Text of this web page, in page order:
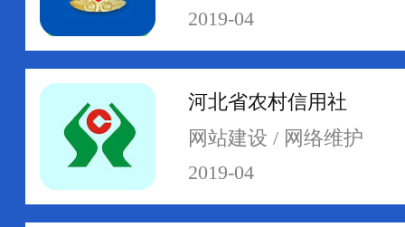
网络运维 网络安全
2019-04
河北省农村信用社
网站建设 / 网络维护
2019-04